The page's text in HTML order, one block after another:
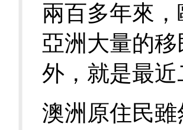
兩百多年來
亞洲大量的
外，就是最
澳洲原住民